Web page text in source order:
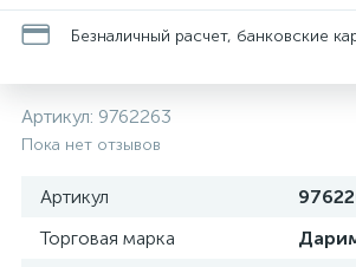
Безналичный расчет, банковские
Артикул: 9762263
Пока нет отзывов
Артикул
Торговая марка